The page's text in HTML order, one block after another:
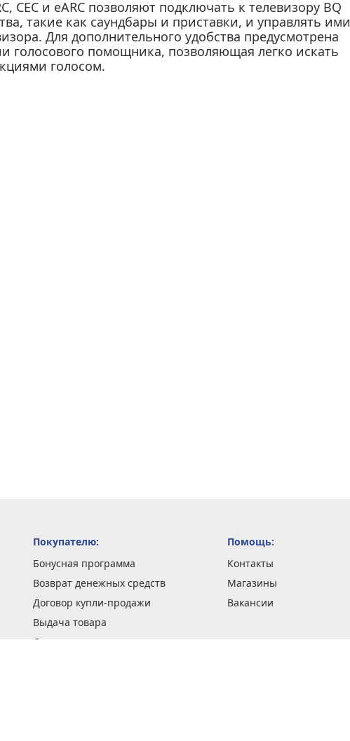
CEC и eARC позволяют подключать к телевизору BQ
такие как саундбары и приставки, и управлять ими
Для дополнительного удобства предусмотрена
голосового помощника, позволяющая легко искать
голосом.
Покупателю:
Бонусная программа
Возврат денежных средств
Договор купли-продажи
Выдача товара
Доставка заказов
Помощь:
Контакты
Магазины
Вакансии